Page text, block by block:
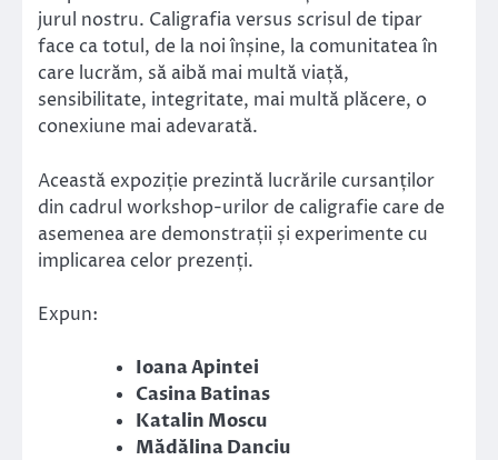
jurul nostru. Caligrafia versus scrisul de tipar
face ca totul, de la noi înșine, la comunitatea în
care lucrăm, să aibă mai multă viață,
sensibilitate, integritate, mai multă plăcere, o
conexiune mai adevarată.
Această expoziție prezintă lucrările cursanților
din cadrul workshop-urilor de caligrafie care de
asemenea are demonstrații și experimente cu
implicarea celor prezenți.
Expun:
Ioana Apintei
Casina Batinas
Katalin Moscu
Mădălina Danciu